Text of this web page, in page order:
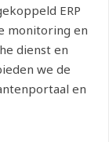
ERP
monitoring en
dienst en
we de
en